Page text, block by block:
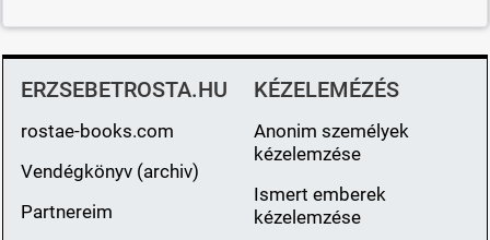
ERZSEBETROSTA.HU
rostae-books.com
Vendégkönyv (archiv)
Partnereim
KÉZELEMÉZÉS
Anonim személyek
kézelemzése
Ismert emberek
kézelemzése